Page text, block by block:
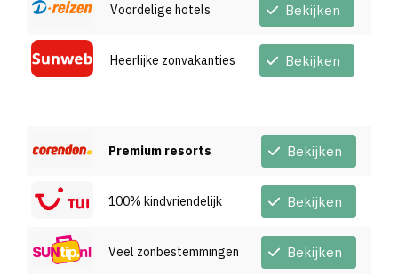
Voordelige hotels Bekijken
Heerlijke zonvakanties Bekijken
Premium resorts Bekijken
100% kindvriendelijk Bekijken
Veel zonbestemmingen Bekijken